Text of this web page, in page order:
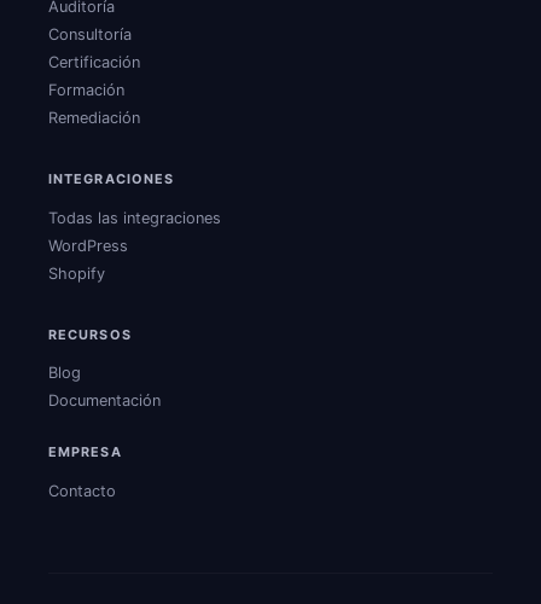
Auditoría
Consultoría
Certificación
Formación
Remediación
INTEGRACIONES
Todas las integraciones
WordPress
Shopify
RECURSOS
Blog
Documentación
EMPRESA
Contacto